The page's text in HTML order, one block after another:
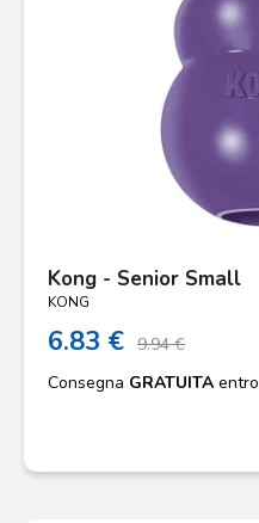
Kong - Senior Small
KONG
6.83 € 9.94 €
Consegna GRATUITA entro